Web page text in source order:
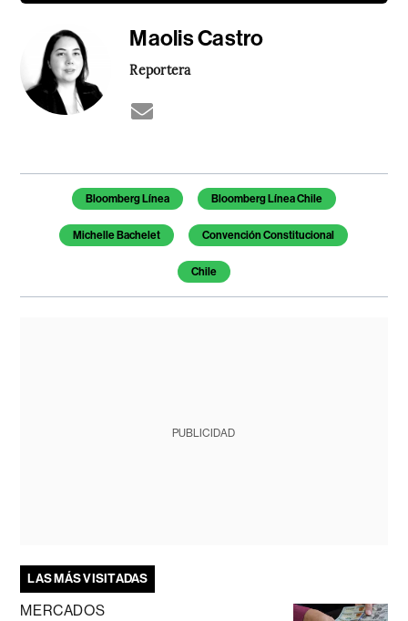
Maolis Castro
Reportera
Temas de este artículo
Bloomberg Línea Bloomberg Línea Chile
Michelle Bachelet Convención Constitucional
Chile
PUBLICIDAD
LAS MÁS VISITADAS
MERCADOS